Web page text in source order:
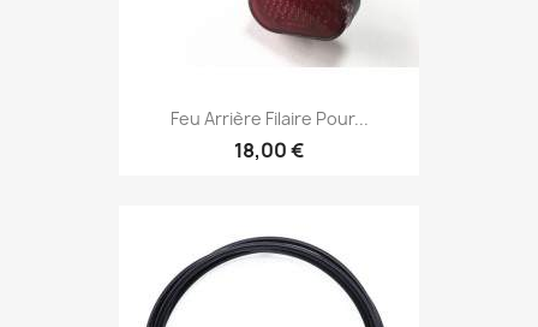
Feu Arrière Filaire Pour...
18,00 €